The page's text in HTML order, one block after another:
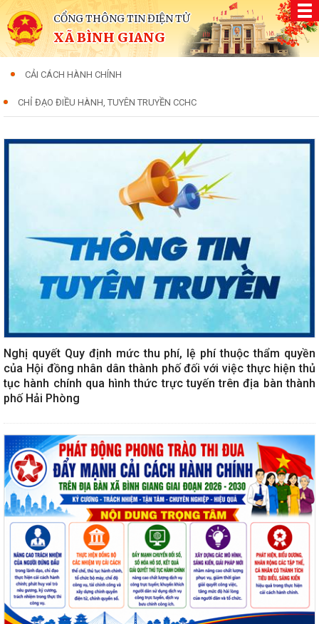
CỔNG THÔNG TIN ĐIỆN TỬ
XÃ BÌNH GIANG
CẢI CÁCH HÀNH CHÍNH
CHỈ ĐẠO ĐIỀU HÀNH, TUYÊN TRUYỀN CCHC
Nghị quyết Quy định mức thu phí, lệ phí thuộc thẩm quyền
của Hội đồng nhân dân thành phố đối với việc thực hiện thủ
tục hành chính qua hình thức trực tuyến trên địa bàn thành
phố Hải Phòng